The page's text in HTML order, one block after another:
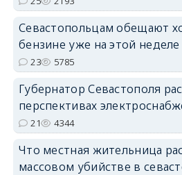
Севастопольцам обещают
бензине уже на этой неделе
23 5785
Губернатор Севастополя
перспективах
21 4344
Что местная жительница
массовом убийстве в